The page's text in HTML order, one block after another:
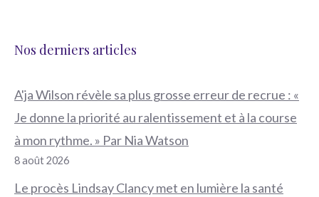
Nos derniers articles
A'ja Wilson révèle sa plus grosse erreur de recrue : «
Je donne la priorité au ralentissement et à la course
à mon rythme. » Par Nia Watson
8 août 2026
Le procès Lindsay Clancy met en lumière la santé